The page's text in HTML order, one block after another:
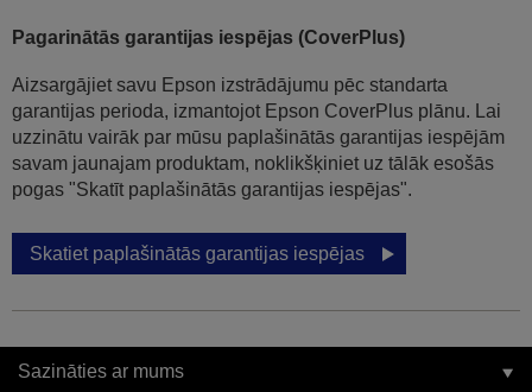
Pagarinātās garantijas iespējas (CoverPlus)
Aizsargājiet savu Epson izstrādājumu pēc standarta
garantijas perioda, izmantojot Epson CoverPlus plānu. Lai
uzzinātu vairāk par mūsu paplašinātās garantijas iespējām
savam jaunajam produktam, noklikšķiniet uz tālāk esošās
pogas "Skatīt paplašinātās garantijas iespējas".
Skatiet paplašinātās garantijas iespējas
Sazināties ar mums